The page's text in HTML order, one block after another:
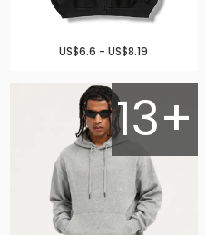
US$6.6 - US$8.19
13+